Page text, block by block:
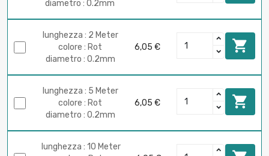
diametro : 0.2mm
lunghezza : 2 Meter
colore : Rot
diametro : 0.2mm
6,05 € 
lunghezza : 5 Meter
colore : Rot
diametro : 0.2mm
6,05 € 
lunghezza : 10 Meter